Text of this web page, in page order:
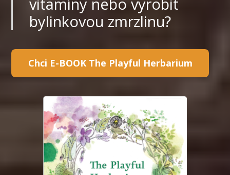
bylinkovou zmrzlinu?
Chci E-BOOK The Playful Herbarium